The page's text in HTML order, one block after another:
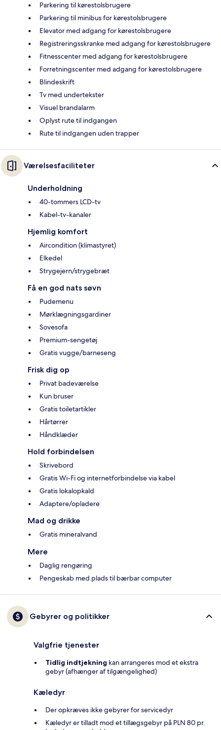
Parkering til kørestolsbrugere
Parkering til minibus for kørestolsbrugere
Elevator med adgang for kørestolsbrugere
Registreringsskranke med adgang for kørestolsbrugere
Fitnesscenter med adgang for kørestolsbrugere
Forretningscenter med adgang for kørestolsbrugere
Blindeskrift
Tv med undertekster
Visuel brandalarm
Oplyst rute til indgangen
Rute til indgangen uden trapper
Værelsesfaciliteter
Underholdning
40-tommers LCD-tv
Kabel-tv-kanaler
Hjemlig komfort
Aircondition (klimastyret)
Elkedel
Strygejern/strygebræt
Få en god nats søvn
Pudemenu
Mørklægningsgardiner
Sovesofa
Premium-sengetøj
Gratis vugge/barneseng
Frisk dig op
Privat badeværelse
Kun bruser
Gratis toiletartikler
Hårtørrer
Håndklæder
Hold forbindelsen
Skrivebord
Gratis Wi-Fi og internetforbindelse via kabel
Gratis lokalopkald
Adaptere/opladere
Mad og drikke
Gratis mineralvand
Mere
Daglig rengøring
Pengeskab med plads til bærbar computer
Gebyrer og politikker
Valgfrie tjenester
Tidlig indtjekning kan arrangeres mod et ekstra
gebyr (afhænger af tilgængelighed)
Kæledyr
Der opkræves ikke gebyrer for servicedyr
Kæledyr er tilladt mod et tillægsgebyr på PLN 80 pr.